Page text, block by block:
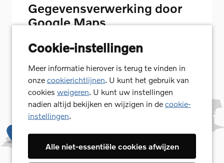
Gegevensverwerking door
Google Maps
kaart van Google Maps op deze pagina weer te
Ireland persoonsgegevens verwerken, zoals uw
IP-adres en informatie over hoe u de kaart
gebruikt. Wij slaan uw toestemming ook op in
een cookie. U kunt uw toestemming te allen
tijde met werking voor de toekomst intrekken
klikken. Meer informatie vindt u in ons
privacybeleid.
Cookie-instellingen
Meer informatie hierover is terug te vinden in
onze cookierichtlijnen. U kunt het gebruik van
cookies weigeren. U kunt uw instellingen
nadien altijd bekijken en wijzigen in de cookie-
instellingen.
Alle niet-essentiële cookies afwijzen